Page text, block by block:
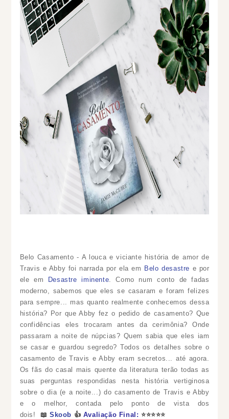
Belo Casamento - A louca e viciante história de amor de
Travis e Abby foi narrada por ela em Belo desastre e por
ele em Desastre iminente . Como num conto de fadas
moderno, sabemos que eles se casaram e foram felizes
para sempre... mas quanto realmente conhecemos dessa
história? Por que Abby fez o pedido de casamento? Que
confidências eles trocaram antes da cerimônia?Onde
passaram a noite de núpcias? Quem sabia que eles iam
se casar e guardou segredo?Todos os detalhes sobre o
casamento de Travis e Abby eram secretos... até agora.
Os fãs do casal mais quente da literatura terão todas as
suas perguntas respondidas nesta história vertiginosa
sobre o dia (e a noite...) do casamento de Travis e Abby
e o melhor, contada pelo ponto de vista dos
dois! 📖 Skoob 👍 Avaliação Final: ⭐⭐⭐⭐⭐